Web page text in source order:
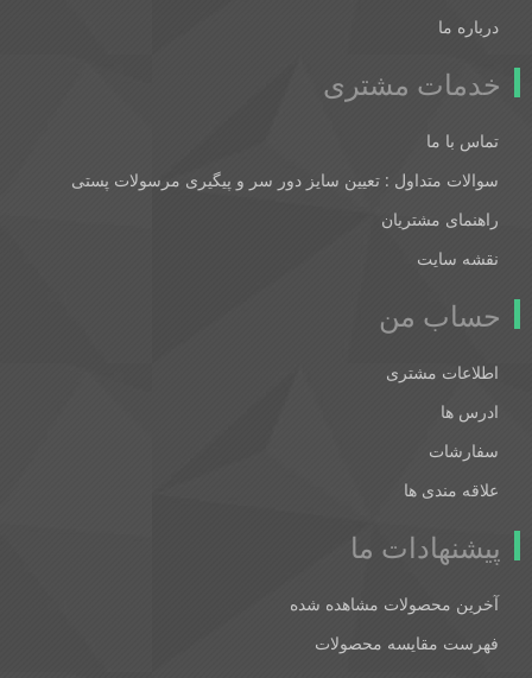
درباره ما
خدمات مشتری
تماس با ما
سوالات متداول : تعیین سایز دور سر و پیگیری مرسولات پستی
راهنمای مشتریان
نقشه سایت
حساب من
اطلاعات مشتری
ادرس ها
سفارشات
علاقه مندی ها
پیشنهادات ما
آخرین محصولات مشاهده شده
فهرست مقایسه محصولات